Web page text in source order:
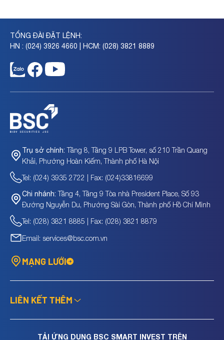
TỔNG ĐÀI ĐẶT LỆNH:
HN : (024) 3926 4660 | HCM: (028) 3821 8889
Trụ sở chính: Tầng 8, Tầng 9 LPB Tower, số 210 Trần Quang
Khải, Phường Hoàn Kiếm, Thành phố Hà Nội
Tel: (024) 3935 2722 | Fax: (024)33816699
Chi nhánh: Tầng 4, Tầng 9 Tòa nhà President Place, Số 93
Đường Nguyễn Du, Phường Sài Gòn, Thành phố Hồ Chí Minh
Tel: (028) 3821 8885 | Fax: (028) 3821 8879
Email: services@bsc.com.vn
MẠNG LƯỚI
LIÊN KẾT THÊM
TẢI ỨNG DỤNG BSC SMART INVEST TRÊN